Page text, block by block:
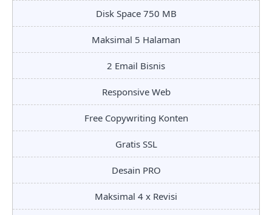
Disk Space 750 MB
Maksimal 5 Halaman
2 Email Bisnis
Responsive Web
Free Copywriting Konten
Gratis SSL
Desain PRO
Maksimal 4 x Revisi